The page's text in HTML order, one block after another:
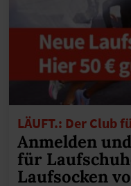
LÄUFT.: Der Club
Anmelden
für
Laufsocken